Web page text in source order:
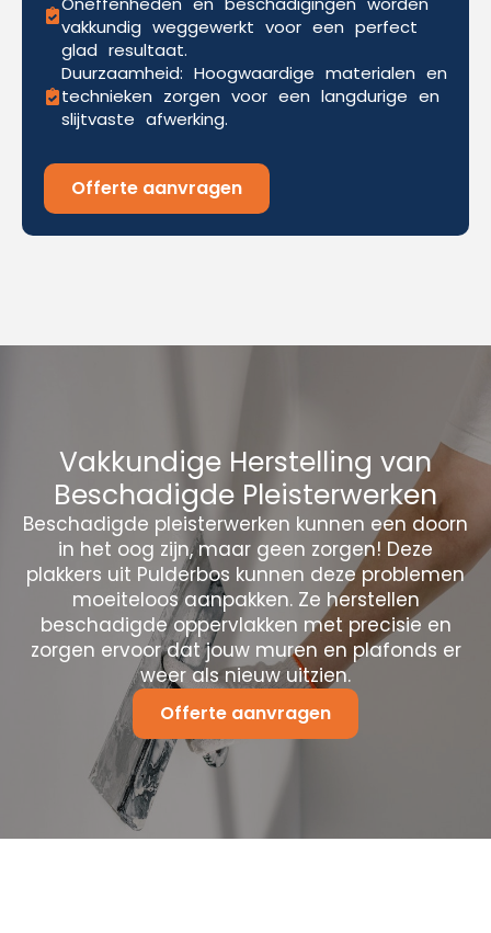
vakkundig weggewerkt voor een perfect
glad resultaat.
Duurzaamheid: Hoogwaardige materialen en
technieken zorgen voor een langdurige en
slijtvaste afwerking.
Offerte aanvragen
Vakkundige Herstelling van
Beschadigde Pleisterwerken
Beschadigde pleisterwerken kunnen een doorn
in het oog zijn, maar geen zorgen! Deze
plakkers uit Pulderbos kunnen deze problemen
moeiteloos aanpakken. Ze herstellen
beschadigde oppervlakken met precisie en
zorgen ervoor dat jouw muren en plafonds er
weer als nieuw uitzien.
Offerte aanvragen